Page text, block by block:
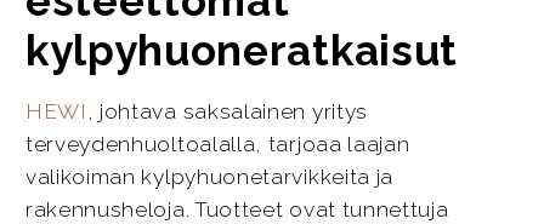
kylpyhuoneratkaisut
HEWI , johtava saksalainen yritys
terveydenhuoltoalalla, tarjoaa laajan
valikoiman kylpyhuonetarvikkeita ja
rakennusheloja. Tuotteet ovat tunnettuja